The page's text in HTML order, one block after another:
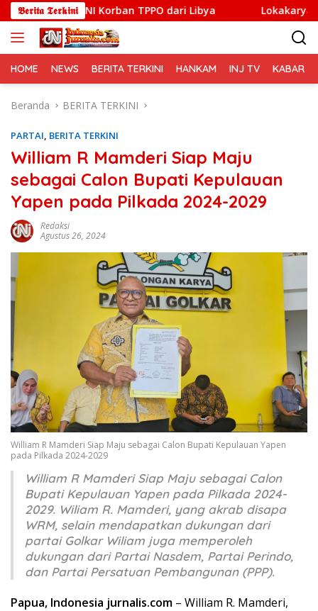
Langsung
ke
konten
𝕭𝖊𝖗𝖎𝖙𝖆 𝕿𝖊𝖗𝖐𝖎𝖓𝖎
Korban TPPO dari Libya Lokakarya Regional
HOME NEWS BERITA TERKINI HANKAM INJ TV KABAR
Beranda BERITA TERKINI
PARTAI, BERITA TERKINI
William R Mamderi Siap Maju
sebagai Calon Bupati Kepulauan
Yapen pada Pilkada 2024-2029
Redaksi
Agustus 26, 2024
William R Mamderi Siap Maju sebagai Calon Bupati Kepulauan Yapen
pada Pilkada 2024-2029
William R Mamderi Siap Maju sebagai Calon
Bupati Kepulauan Yapen pada Pilkada 2024-
2029. Wiliam R. Mamderi, yang akrab disapa
WRM, selain mendapatkan dukungan dari
partai Golkar Wiliam juga memperoleh
dukungan dari Partai Nasdem, Partai Perindo,
dan Partai Persatuan Pembangunan (PPP).
Papua, Indonesia jurnalis.com – William R. Mamderi,